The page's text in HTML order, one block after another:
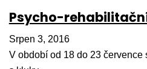
Psycho-
Srpen 3, 2016
V období od 18 do 23